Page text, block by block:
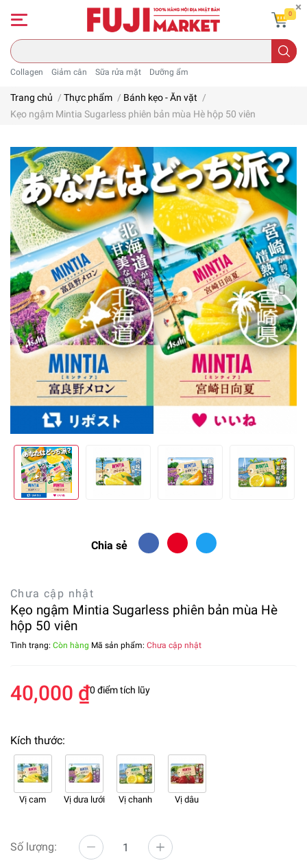
Collagen Giảm cân Sữa rửa mặt Dưỡng ẩm
0
Trang chủ / Thực phẩm / Bánh kẹo - Ăn vặt /
Kẹo ngậm Mintia Sugarless phiên bản mùa Hè hộp 50 viên
Chia sẻ
Chưa cập nhật
Kẹo ngậm Mintia Sugarless phiên bản mùa Hè
hộp 50 viên
Tình trạng: Còn hàng Mã sản phẩm: Chưa cập nhật
40,000 ₫0 điểm tích lũy
Kích thước:
Vị cam Vị dưa lưới Vị chanh Vị dâu
Số lượng: